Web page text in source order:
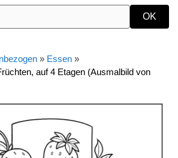
» Essen »
auf 4 Etagen (Ausmalbild von